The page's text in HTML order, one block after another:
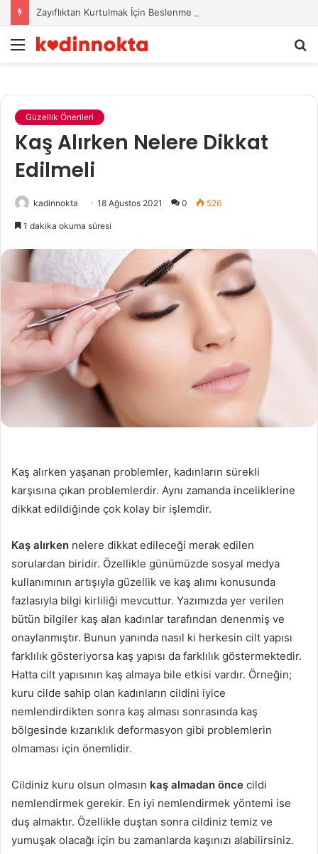
Zayıflıktan Kurtulmak İçin Beslenme Önerileri
Menü
Güzellik Önerileri
Kaş Alırken Nelere Dikkat
Edilmeli
kadinnokta 18 Ağustos 2021 0 526
1 dakika okuma süresi
Kaş alırken yaşanan problemler, kadınların sürekli
karşısına çıkan problemlerdir. Aynı zamanda inceliklerine
dikkat edildiğinde çok kolay bir işlemdir.
Kaş alırken nelere dikkat edileceği merak edilen
sorulardan biridir. Özellikle günümüzde sosyal medya
kullanımının artışıyla güzellik ve kaş alımı konusunda
fazlasıyla bilgi kirliliği mevcuttur. Yazımızda yer verilen
bütün bilgiler kaş alan kadınlar tarafından denenmiş ve
onaylanmıştır. Bunun yanında nasıl ki herkesin cilt yapısı
farklılık gösteriyorsa kaş yapısı da farklılık göstermektedir.
Hatta cilt yapısının kaş almaya bile etkisi vardır. Örneğin;
kuru cilde sahip olan kadınların cildini iyice
nemlendirdikten sonra kaş alması sonrasında kaş
bölgesinde kızarıklık deformasyon gibi problemlerin
olmaması için önemlidir.
Cildiniz kuru olsun olmasın kaş almadan önce cildi
nemlendirmek gerekir. En iyi nemlendirmek yöntemi ise
duş almaktır. Özellikle duştan sonra cildiniz temiz ve
yumuşak olacağı için bu zamanlarda kaşınızı alabilirsiniz.